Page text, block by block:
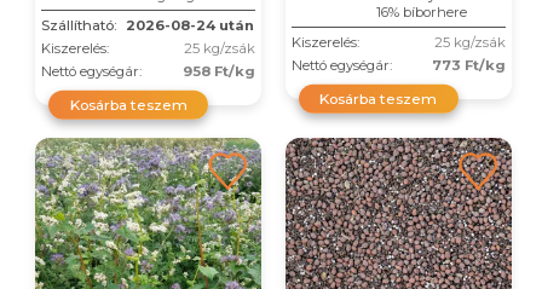
Szállítható:
2026-08-24 után
Kiszerelés:
25 kg/zsák
Nettó egységár:
958 Ft/kg
Kosárba teszem
16% bíborhere
Kiszerelés:
25 kg/zsák
Nettó egységár:
773 Ft/kg
Kosárba teszem